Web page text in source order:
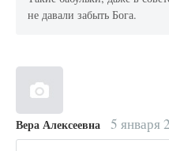
не давали забыть Бога.
Вера Алексеевна 5 января